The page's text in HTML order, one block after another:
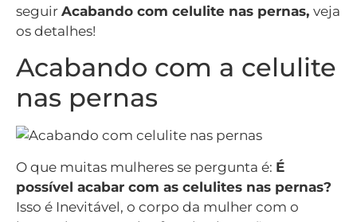
seguir Acabando com celulite nas pernas, veja
os detalhes!
Acabando com a celulite
nas pernas
O que muitas mulheres se pergunta é: É
possível acabar com as celulites nas pernas?
Isso é Inevitável, o corpo da mulher com o